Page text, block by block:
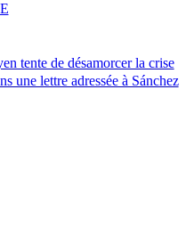
tente de désamorcer la crise
une lettre adressée à Sánchez